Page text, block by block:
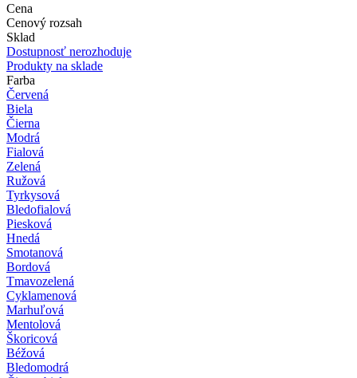
Cena
Cenový rozsah
Sklad
Dostupnosť nerozhoduje
Produkty na sklade
Farba
Červená
Biela
Čierna
Modrá
Fialová
Zelená
Ružová
Tyrkysová
Bledofialová
Piesková
Hnedá
Smotanová
Bordová
Tmavozelená
Cyklamenová
Marhuľová
Mentolová
Škoricová
Béžová
Bledomodrá